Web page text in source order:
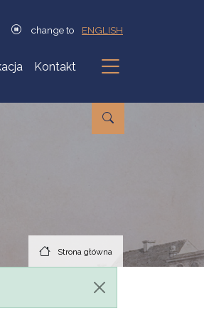
change to ENGLISH
Kontakt
Podmenu
Strona główna